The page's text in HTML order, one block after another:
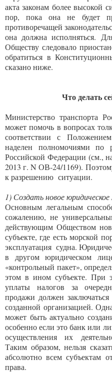
акта законам более высокой
пор, пока она не будет
противоречащей
она должна исполняться.
Обществу следовало
обратиться в
сказано ниже.
Что делать
Министерство транспорта
может помочь в вопросах
соответствии с
наделен полномочиями по
Российской Федерации (см.,
2013 г. N ОВ-24/1169).
к разрешению ситуации.
1) Создать новое юридическое
Основным легальным
сожалению, не
действующим Обществом
субъекте, где есть морской
эксплуатация судна.
в другом юридическом
«контрольный пакет»,
этом в ином субъекте. При
уплаты налогов за
продажи должен
созданной организацией.
может быть актуально
особенно если это банк или
осуществления их
Таким образом, нельзя
абсолютно всем субъектам
права.